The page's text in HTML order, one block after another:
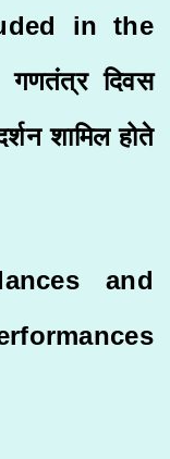
in the
दिवस
शामिल होते
and